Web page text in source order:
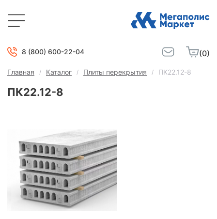
8 (800) 600-22-04 (0)
Главная Каталог Плиты перекрытия ПК22.12-8
ПК22.12-8